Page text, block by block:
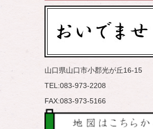
山口県山口市小郡光が丘16-15
TEL:083-973-2208
FAX:083-973-5166